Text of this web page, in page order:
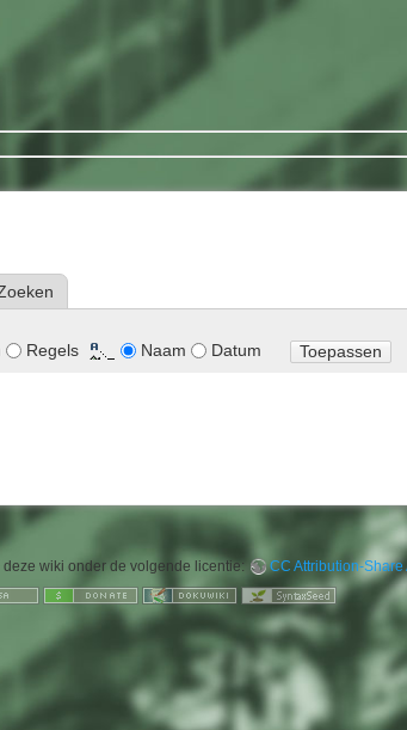
Regels Naam Datum Toepassen
wiki onder de volgende licentie: CC Attribution-Share